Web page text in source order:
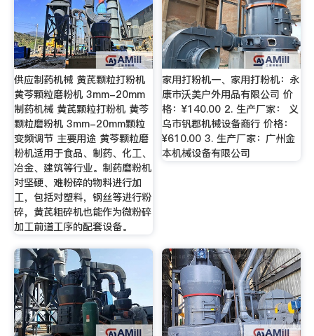
供应制药机械 黄芪颗粒打粉机
黄芩颗粒磨粉机 3mm-20mm
制药机械 黄芪颗粒打粉机 黄芩
颗粒磨粉机 3mm-20mm颗粒
变频调节 主要用途 黄芩颗粒磨
粉机适用于食品、制药、化工、
冶金、建筑等行业。制药磨粉机
对坚硬、难粉碎的物料进行加
工，包括对塑料，钢丝等进行粉
碎，黄芪粗碎机也能作为微粉碎
加工前道工序的配套设备。
家用打粉机一、家用打粉机：永
康市沃美户外用品有限公司 价
格：¥140.00 2. 生产厂家： 义
乌市钒郡机械设备商行 价格：
¥610.00 3. 生产厂家：广州金
本机械设备有限公司